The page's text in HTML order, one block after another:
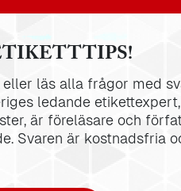
läs alla frågor med
ledande
är föreläsare och
Svaren är kostnadsfria